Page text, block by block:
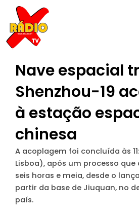
content
Nave espacial
Shenzhou-19
à estação
chinesa
A acoplagem foi concluída às
Lisboa), após um processo
seis horas e meia, desde o
partir da base de Jiuquan, no
país.